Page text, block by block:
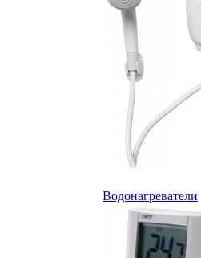
Водонагреватели